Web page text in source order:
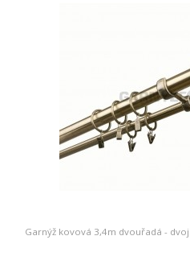
Garnýž kovová 3,4m dvouřadá -